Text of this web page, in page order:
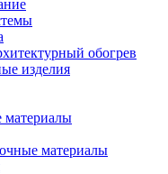
обогрев
изделия
материалы
материалы